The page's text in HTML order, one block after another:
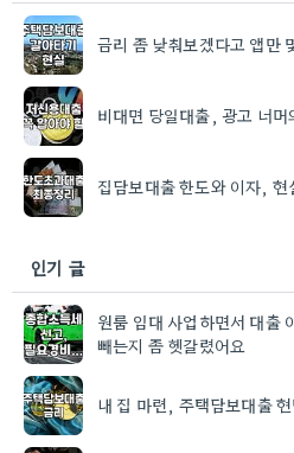
금리 좀 낮춰보겠다고 앱만
비대면 당일대출, 광고 너
집담보대출 한도와 이자,
인기 글
원룸 임대 사업하면서 대출
빼는지 좀 헷갈렸어요
내 집 마련, 주택담보대출